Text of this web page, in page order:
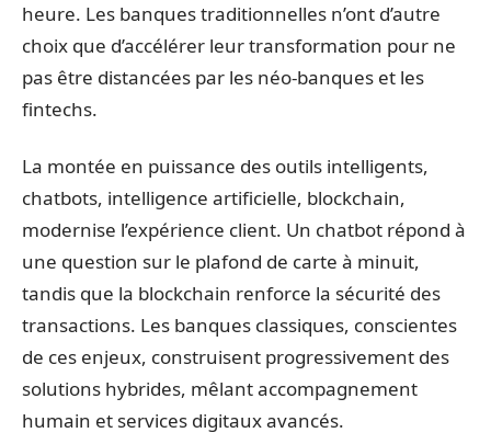
heure. Les banques traditionnelles n’ont d’autre
choix que d’accélérer leur transformation pour ne
pas être distancées par les néo-banques et les
fintechs.
La montée en puissance des outils intelligents,
chatbots, intelligence artificielle, blockchain,
modernise l’expérience client. Un chatbot répond à
une question sur le plafond de carte à minuit,
tandis que la blockchain renforce la sécurité des
transactions. Les banques classiques, conscientes
de ces enjeux, construisent progressivement des
solutions hybrides, mêlant accompagnement
humain et services digitaux avancés.